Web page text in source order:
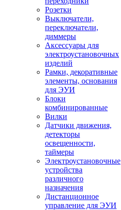
Розетки
Выключатели,
переключатели,
диммеры
Аксессуары для
электроустановочных
изделий
Рамки, декоративные
элементы, основания
для ЭУИ
Блоки
комбинированные
Вилки
Датчики движения,
детекторы
освещенности,
таймеры
Электроустановочные
устройства
различного
назначения
Дистанционное
управление для ЭУИ